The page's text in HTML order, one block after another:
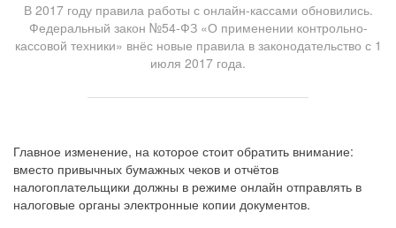
В 2017 году правила работы с онлайн-кассами обновились.
Федеральный закон №54-ФЗ «О применении контрольно-
кассовой техники» внёс новые правила в законодательство с 1
июля 2017 года.
Главное изменение, на которое стоит обратить внимание:
вместо привычных бумажных чеков и отчётов
налогоплательщики должны в режиме онлайн отправлять в
налоговые органы электронные копии документов.